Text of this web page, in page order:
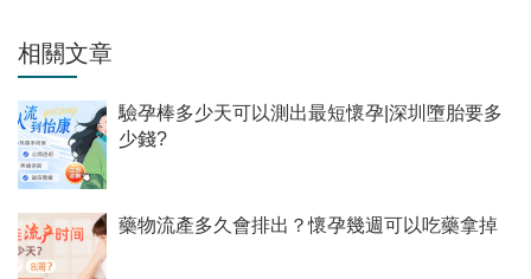
相關文章
驗孕棒多少天可以測出最短懷孕|深圳墮胎要多
少錢?
藥物流產多久會排出？懷孕幾週可以吃藥拿掉